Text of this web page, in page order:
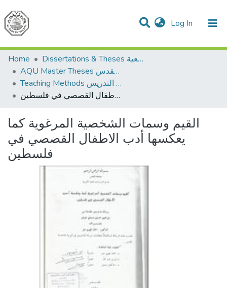
Log In (current)
Communities & Collections
All of DSpace
Home
Dissertations & Theses الرسائل الجامعية
AQU Master Theses الرسائل الجامعية الخاصة بجامعة القدس
Teaching Methods أساليب التدريس
القيم وسمات الشخصية المرغوية كما يعكسها أدب الاطفال القصصي في فلسطين
القيم وسمات الشخصية المرغوية كما
يعكسها أدب الاطفال القصصي في
فلسطين